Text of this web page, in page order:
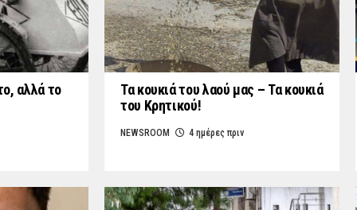
αλλά το
Τα κουκιά του λαού μας – Τα κουκιά
του Κρητικού!
NEWSROOM 4 ημέρες πριν